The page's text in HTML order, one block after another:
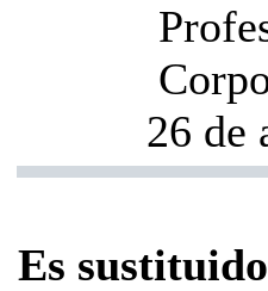
26 de
Es